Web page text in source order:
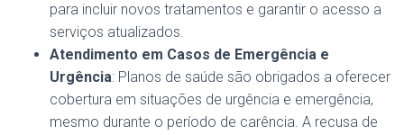
para incluir novos tratamentos e garantir o acesso a
serviços atualizados.
Atendimento em Casos de Emergência e
Urgência: Planos de saúde são obrigados a oferecer
cobertura em situações de urgência e emergência,
mesmo durante o período de carência. A recusa de